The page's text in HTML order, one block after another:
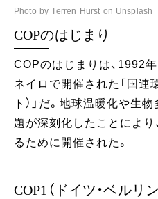
Photo by Terren Hurst on Unsplash
COPのはじまり
COPのはじまりは、1992
ネイロで開催された「国連
ト）」だ。地球温暖化や生
題が深刻化したことにより
るために開催された。
COP1（ドイツ・ベルリン